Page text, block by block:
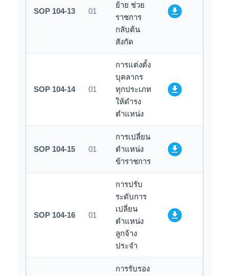
SOP 104-13 01
ย้าย ช่วย
ราชการ
กลับต้น
สังกัด
SOP 104-14 01
การแต่งตั้ง
บุคลากร
ทุกประเภท
ให้ดำรง
ตำแหน่ง
SOP 104-15 01
การเปลี่ยน
ตำแหน่ง
ข้าราชการ
SOP 104-16 01
การปรับ
ระดับการ
เปลี่ยน
ตำแหน่ง
ลูกจ้าง
ประจำ
การรับรอง